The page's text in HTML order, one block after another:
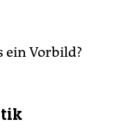
ein Vorbild?